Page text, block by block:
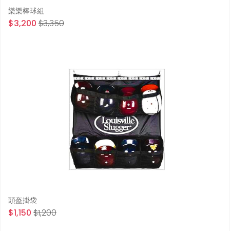
樂樂棒球組
$3,200 $3,350
頭盔掛袋
$1,150 $1,200